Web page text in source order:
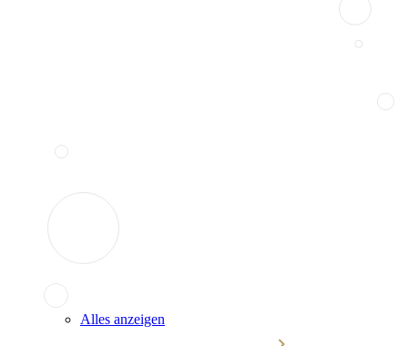
Alles anzeigen